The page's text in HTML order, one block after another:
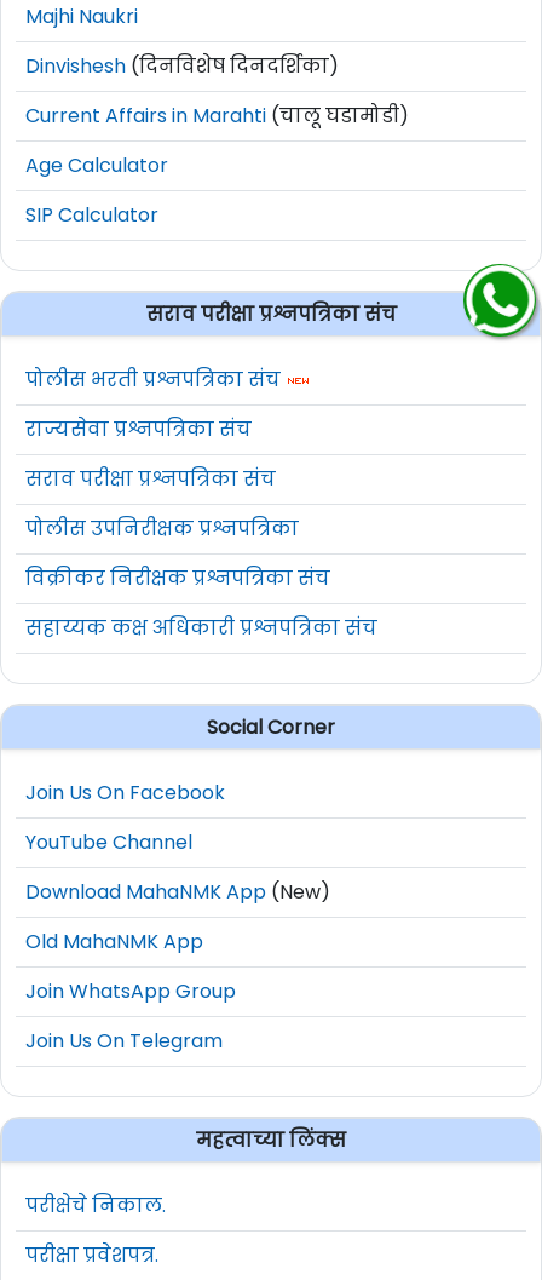
Majhi Naukri
Dinvishesh (दिनविशेष दिनदर्शिका)
Current Affairs in Marahti (चालू घडामोडी)
Age Calculator
SIP Calculator
सराव परीक्षा प्रश्नपत्रिका संच
पोलीस भरती प्रश्नपत्रिका संच
राज्यसेवा प्रश्नपत्रिका संच
सराव परीक्षा प्रश्नपत्रिका संच
पोलीस उपनिरीक्षक प्रश्नपत्रिका
विक्रीकर निरीक्षक प्रश्नपत्रिका संच
सहाय्यक कक्ष अधिकारी प्रश्नपत्रिका संच
Social Corner
Join Us On Facebook
YouTube Channel
Download MahaNMK App (New)
Old MahaNMK App
Join WhatsApp Group
Join Us On Telegram
महत्वाच्या लिंक्स
परीक्षेचे निकाल.
परीक्षा प्रवेशपत्र.